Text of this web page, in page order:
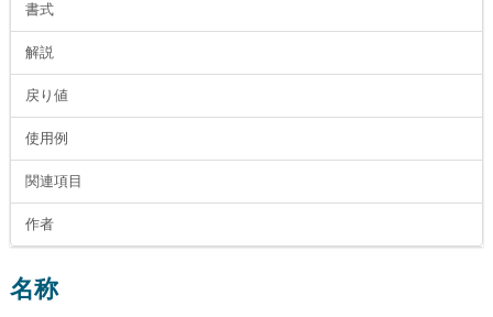
書式
解説
戻り値
使用例
関連項目
作者
名称